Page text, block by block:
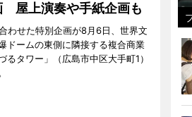
屋上演奏や手紙企画も
わせた特別企画が8月6日、世界文
ドームの東側に隣接する複合商業
るタワー」（広島市中区大手町1）